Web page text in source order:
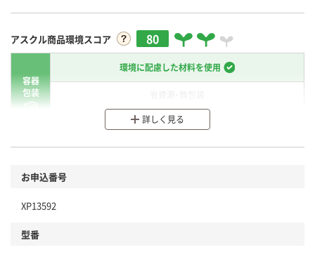
アスクル商品環境スコア 80
容器
包装
環境に配慮した材料を使用
分別・リサイクルしやすい設計
商品
本体
詳しく見る
お申込番号
XP13592
型番